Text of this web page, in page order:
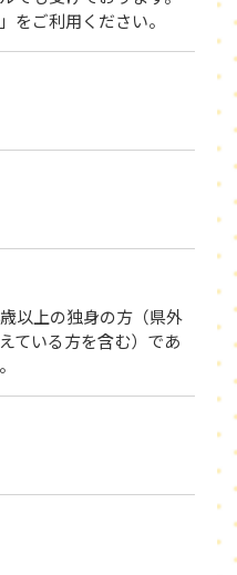
をご利用ください。
以上の独身の方（県外
ている方を含む）であ